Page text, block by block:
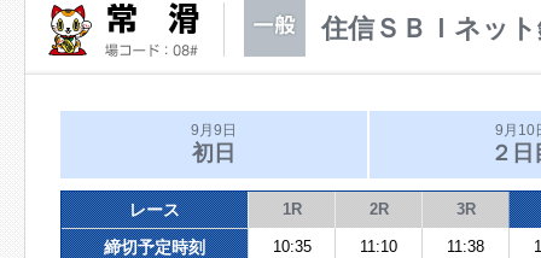
住信ＳＢＩネッ
9月9日
初日
9月10
２日
レース 1R 2R 3R
締切予定時刻 10:35 11:10 11:38